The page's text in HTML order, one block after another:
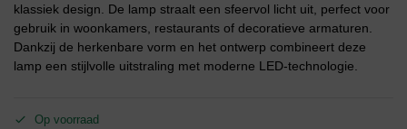
klassiek design. De lamp straalt een sfeervol licht uit, perfect voor
gebruik in woonkamers, restaurants of decoratieve armaturen.
Dankzij de herkenbare vorm en het ontwerp combineert deze
lamp een stijlvolle uitstraling met moderne LED-technologie.
Op voorraad